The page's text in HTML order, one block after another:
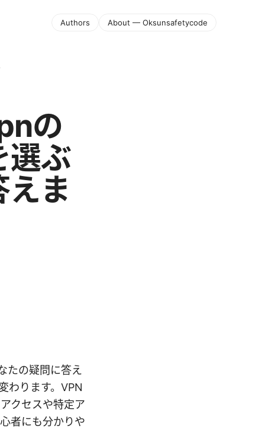
Authors About — Oksunsafetycode
の
選ぶ
ま
たの疑問に答え
わります。VPN
クセスや特定ア
者にも分かりや